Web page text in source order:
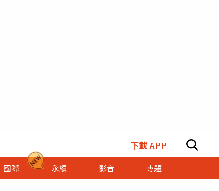
下載 APP
國際 永續 影音
專題